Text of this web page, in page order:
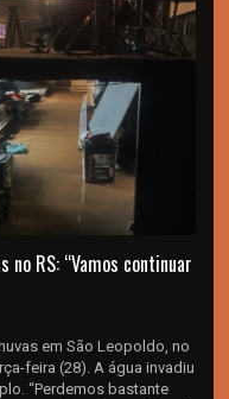
RS: “Vamos continuar
em São Leopoldo, no
feira (28). A água invadiu
“Perdemos bastante